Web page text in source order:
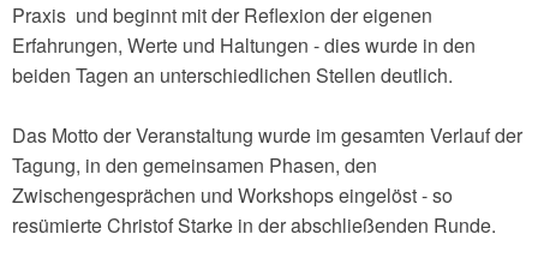
Praxis und beginnt mit der Reflexion der eigenen
Erfahrungen, Werte und Haltungen - dies wurde in den
beiden Tagen an unterschiedlichen Stellen deutlich.
Das Motto der Veranstaltung wurde im gesamten Verlauf der
Tagung, in den gemeinsamen Phasen, den
Zwischengesprächen und Workshops eingelöst - so
resümierte Christof Starke in der abschließenden Runde.